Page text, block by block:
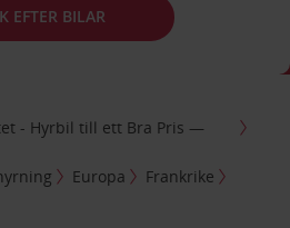
EFTER BILAR
- Hyrbil till ett Bra Pris —
Europa
Frankrike